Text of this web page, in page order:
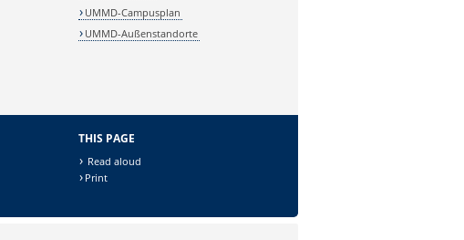
UMMD-Campusplan
UMMD-Außenstandorte
THIS PAGE
Read aloud
Print